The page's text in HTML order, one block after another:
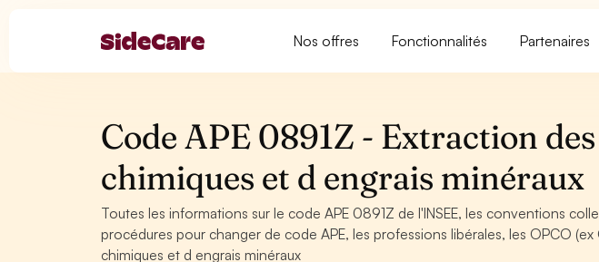
Nos offres Fonctionnalités Partenaires
Code APE 0891Z - Extraction
chimiques et d engrais minéraux
Toutes les informations sur le code APE 0891Z de l'INSEE, les conventions
procédures pour changer de code APE, les professions libérales, les OPCO
chimiques et d engrais minéraux